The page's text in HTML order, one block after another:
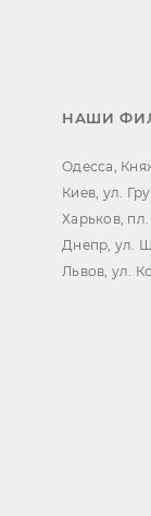
НАШИ
Одесса,
Киев, ул.
Харьков,
Днепр, ул.
Львов, ул.